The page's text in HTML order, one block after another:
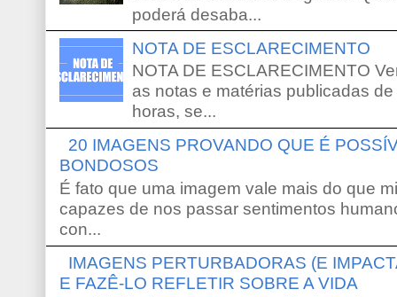
poderá desaba...
NOTA DE ESCLARECIMENTO
NOTA DE ESCLARECIMENTO
as notas e matérias publicadas
horas, se...
20 IMAGENS PROVANDO QUE É
BONDOSOS
É fato que uma imagem vale mais do que
capazes de nos passar sentimentos
con...
IMAGENS PERTURBADORAS (E
E FAZÊ-LO REFLETIR SOBRE A VIDA